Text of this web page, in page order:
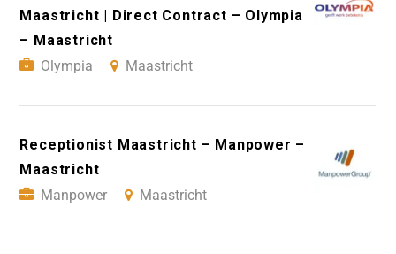
Maastricht | Direct Contract – Olympia
– Maastricht
Olympia
Maastricht
Receptionist Maastricht – Manpower –
Maastricht
Manpower
Maastricht